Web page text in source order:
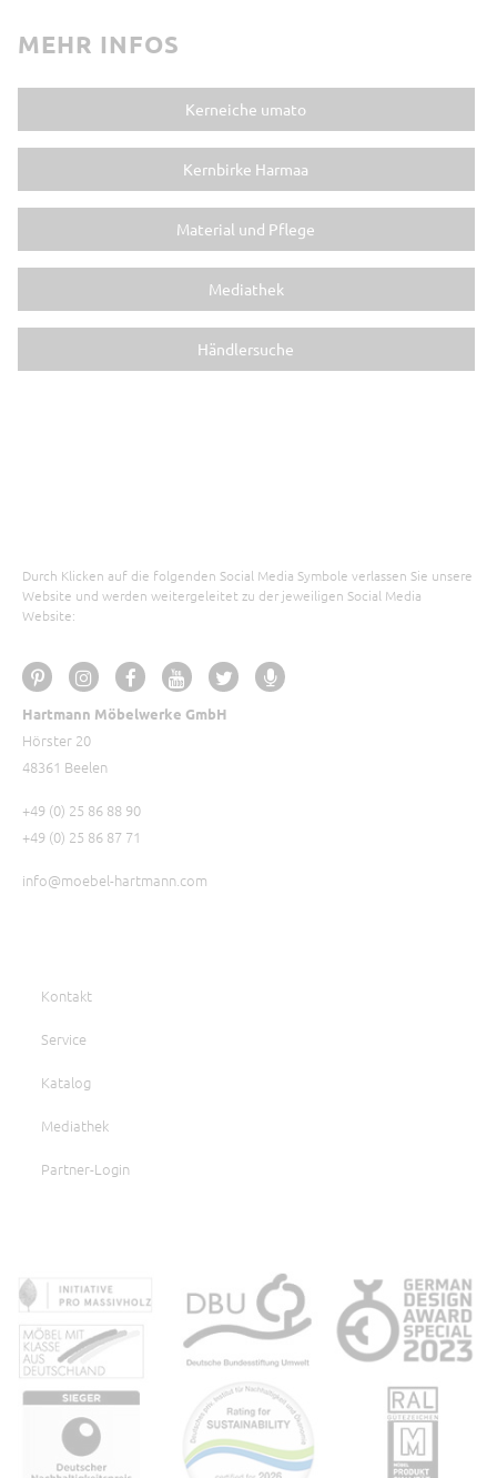
MEHR INFOS
Kerneiche umato
Kernbirke Harmaa
Material und Pflege
Mediathek
Händlersuche
Durch Klicken auf die folgenden Social Media Symbole verlassen Sie unsere
Website und werden weitergeleitet zu der jeweiligen Social Media
Website:
Hartmann Möbelwerke GmbH
Hörster 20
48361 Beelen
+49 (0) 25 86 88 90
+49 (0) 25 86 87 71
info@moebel-hartmann.com
Kontakt
Service
Katalog
Mediathek
Partner-Login